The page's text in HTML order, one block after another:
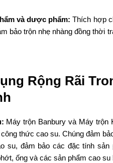
và dược phẩm: Thích hợp
bảo trộn nhẹ nhàng đồng thời
Rộng Rãi
Máy trộn Banbury và Máy trộn
thức cao su. Chúng đảm
su, đảm bảo các đặc tính
ống và các sản phẩm cao su